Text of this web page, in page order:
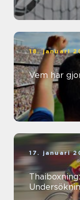
18. januari
Vem har
17. januari